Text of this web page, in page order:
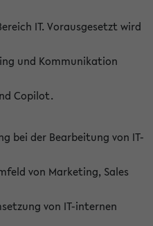
IT. Vorausgesetzt wird
und Kommunikation
Copilot.
bei der Bearbeitung von IT-
von Marketing, Sales
von IT-internen